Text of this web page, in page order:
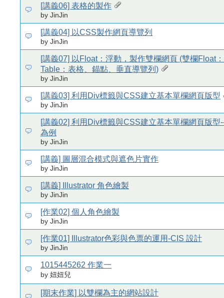
[講義06] 表格的製作
by JinJin
[講義04] 以CSS製作網頁導覽列
by JinJin
[講義07] 以Float：浮動，製作雙欄網頁 (雙欄Float
Table：表格、錨點、垂直導覽列)
by JinJin
[講義03] 利用Div標籤與CSS建立基本單欄網頁版型
by JinJin
[講義02] 利用Div標籤與CSS建立基本單欄網頁版型
為例
by JinJin
[講義] 圖層混合模式與遮色片實作
by JinJin
[講義] Illustrator 角色繪製
by JinJin
[作業02] 個人角色繪製
by JinJin
[作業01] Illustrator色彩與色票的運用-CIS 設計
by JinJin
1015445262 作業一
by 妞妞兒
[期末作業] 以雙欄為主的網站設計